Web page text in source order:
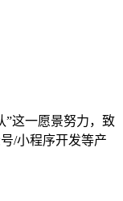
”这一愿景努力，致
/小程序开发等产